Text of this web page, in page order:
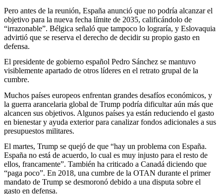
Pero antes de la reunión, España anunció que no podría alcanzar el
objetivo para la nueva fecha límite de 2035, calificándolo de
“irrazonable”. Bélgica señaló que tampoco lo lograría, y Eslovaquia
advirtió que se reserva el derecho de decidir su propio gasto en
defensa.
El presidente de gobierno español Pedro Sánchez se mantuvo
visiblemente apartado de otros líderes en el retrato grupal de la
cumbre.
Muchos países europeos enfrentan grandes desafíos económicos, y
la guerra arancelaria global de Trump podría dificultar aún más que
alcancen sus objetivos. Algunos países ya están reduciendo el gasto
en bienestar y ayuda exterior para canalizar fondos adicionales a sus
presupuestos militares.
El martes, Trump se quejó de que “hay un problema con España.
España no está de acuerdo, lo cual es muy injusto para el resto de
ellos, francamente”. También ha criticado a Canadá diciendo que
“paga poco”. En 2018, una cumbre de la OTAN durante el primer
mandato de Trump se desmoronó debido a una disputa sobre el
gasto en defensa.